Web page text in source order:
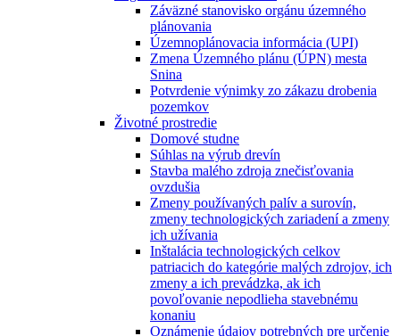
Záväzné stanovisko orgánu územného
plánovania
Územnoplánovacia informácia (UPI)
Zmena Územného plánu (ÚPN) mesta
Snina
Potvrdenie výnimky zo zákazu drobenia
pozemkov
Životné prostredie
Domové studne
Súhlas na výrub drevín
Stavba malého zdroja znečisťovania
ovzdušia
Zmeny používaných palív a surovín,
zmeny technologických zariadení a zmeny
ich užívania
Inštalácia technologických celkov
patriacich do kategórie malých zdrojov, ich
zmeny a ich prevádzka, ak ich
povoľovanie nepodlieha stavebnému
konaniu
Oznámenie údajov potrebných pre určenie